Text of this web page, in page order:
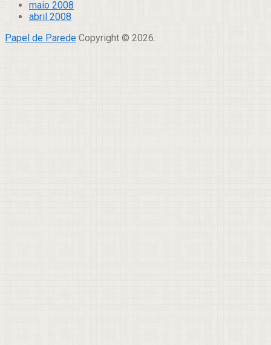
maio 2008
abril 2008
Papel de Parede Copyright © 2026.